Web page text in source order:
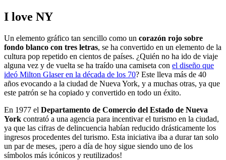
I love NY
Un elemento gráfico tan sencillo como un corazón rojo sobre
fondo blanco con tres letras, se ha convertido en un elemento de la
cultura pop repetido en cientos de países. ¿Quién no ha ido de viaje
alguna vez y de vuelta se ha traído una camiseta con el diseño que
ideó Milton Glaser en la década de los 70? Este lleva más de 40
años evocando a la ciudad de Nueva York, y a muchas otras, ya que
este patrón se ha copiado y convertido en todo un éxito.
En 1977 el Departamento de Comercio del Estado de Nueva
York contrató a una agencia para incentivar el turismo en la ciudad,
ya que las cifras de delincuencia habían reducido drásticamente los
ingresos procedentes del turismo. Esta iniciativa iba a durar tan solo
un par de meses, ¡pero a día de hoy sigue siendo uno de los
símbolos más icónicos y reutilizados!